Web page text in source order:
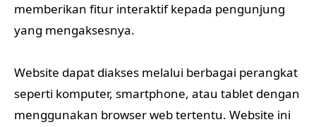
memberikan fitur interaktif kepada pengunjung
yang mengaksesnya.
Website dapat diakses melalui berbagai perangkat
seperti komputer, smartphone, atau tablet dengan
menggunakan browser web tertentu. Website ini